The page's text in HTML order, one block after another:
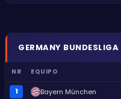
GERMANY BUNDESLIGA
NR EQUIPO
1 Bayern München